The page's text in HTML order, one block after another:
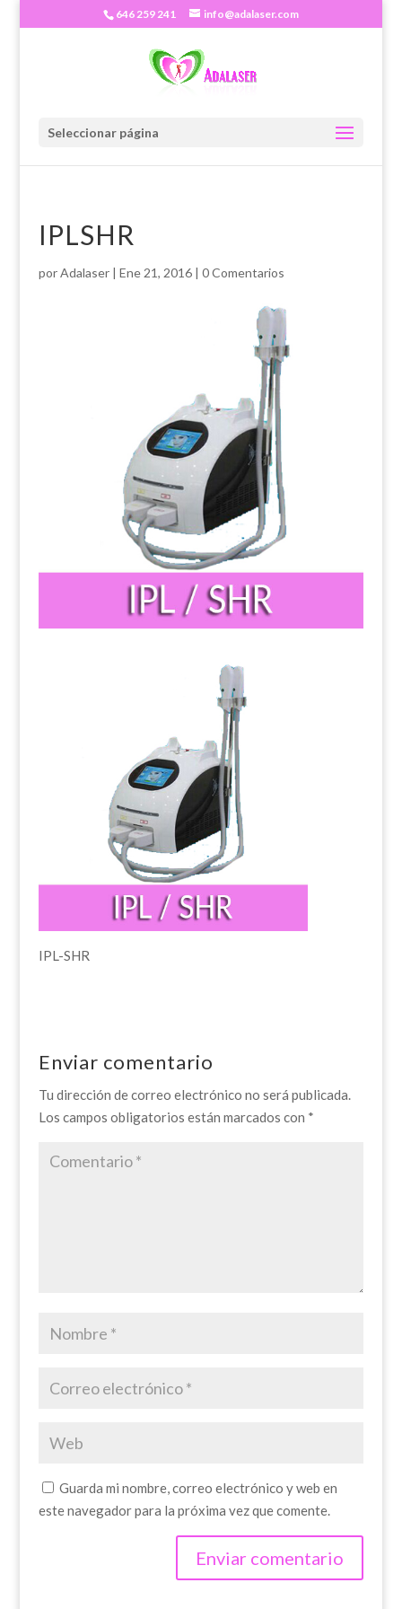
646 259 241 info@adalaser.com
Seleccionar página
IPLSHR
porAdalaser| Ene 21, 2016| 0 Comentarios
IPL-SHR
Enviar comentario
Tu dirección de correo electrónico no será publicada.
Los campos obligatorios están marcados con *
Guarda mi nombre, correo electrónico y web en
este navegador para la próxima vez que comente.